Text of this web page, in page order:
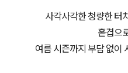
사각사각한 청량한 터
홑겹으
여름 시즌까지 부담 없이